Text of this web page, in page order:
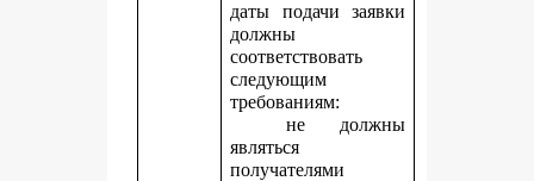
даты подачи заявки
должны
соответствовать
следующим
требованиям:
не должны
являться
получателями